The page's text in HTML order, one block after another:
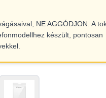
NE AGGÓDJON. A
készült, pontosan